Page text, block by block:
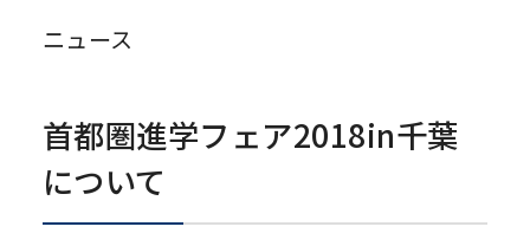
ニュース
首都圏進学フェア2018in千葉
について